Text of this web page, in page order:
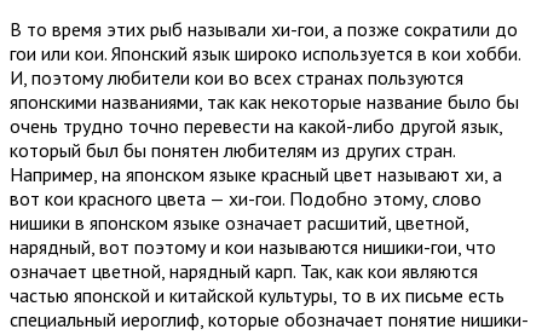
В то время этих рыб называли хи-гои, а позже сократили до
гои или кои. Японский язык широко используется в кои хобби.
И, поэтому любители кои во всех странах пользуются
японскими названиями, так как некоторые название было бы
очень трудно точно перевести на какой-либо другой язык,
который был бы понятен любителям из других стран.
Например, на японском языке красный цвет называют хи, а
вот кои красного цвета — хи-гои. Подобно этому, слово
нишики в японском языке означает расшитий, цветной,
нарядный, вот поэтому и кои называются нишики-гои, что
означает цветной, нарядный карп. Так, как кои являются
частью японской и китайской культуры, то в их письме есть
специальный иероглиф, которые обозначает понятие нишики-